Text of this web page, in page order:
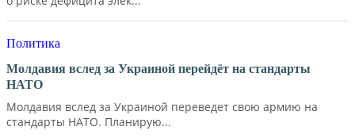
Политика
Молдавия вслед за Украиной перейдёт на стандарты
НАТО
Молдавия вслед за Украиной переведет свою армию на
стандарты НАТО. Планирую...